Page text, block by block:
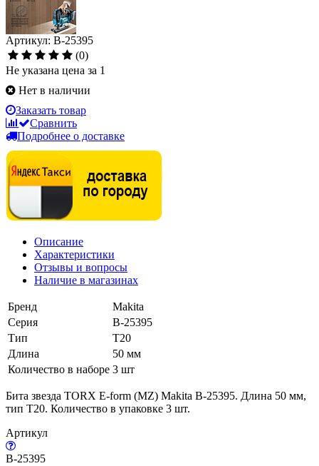
Артикул: B-25395
(0)
Не указана цена за 1
Нет в наличии
Заказать товар
Сравнить
Подробнее о доставке
Описание
Характеристики
Отзывы и вопросы
Наличие в магазинах
Бренд
Makita
Серия
B-25395
Тип
T20
Длина
50 мм
Количество в наборе 3 шт
Бита звезда TORX E-form (MZ) Makita B-25395. Длина 50 мм,
тип T20. Количество в упаковке 3 шт.
Артикул
B-25395